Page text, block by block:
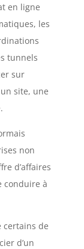
en ligne
les
tunnels
sur
site, une
non
d’affaires
conduire à
certains de
d’un